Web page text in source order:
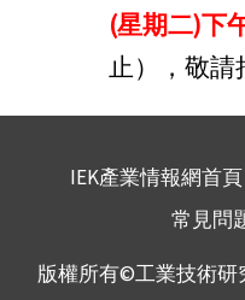
(星期二)下
止），敬請
IEK產業情報網首頁
常見問
版權所有©工業技術研